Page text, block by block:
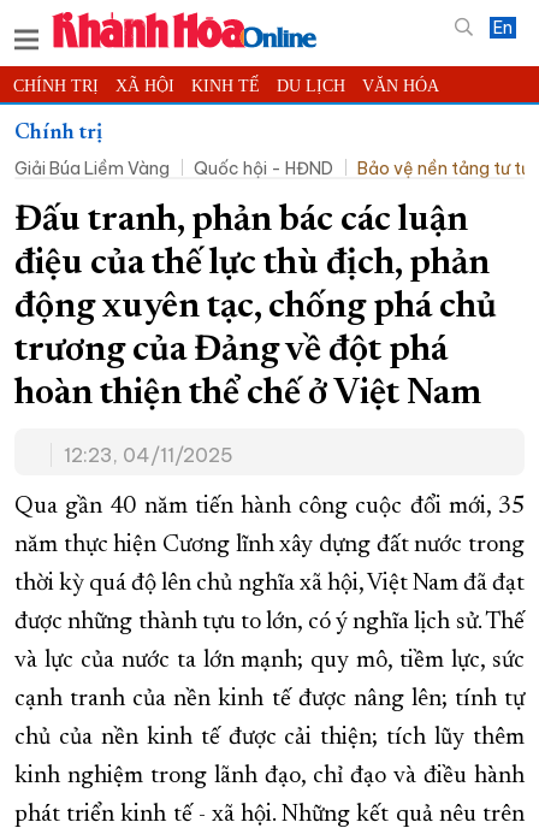
En
CHÍNH TRỊ XÃ HỘI KINH TẾ DU LỊCH VĂN HÓA
THỂ THAO
KHOA HỌC - CÔNG NGHỆ PHÁP LUẬT BẠN ĐỌC PHÓNG SỰ
THẾ GIỚI MULTIMEDIA VIDEO ĐỌC BÁO ONLINE
PODCAST THÔNG TIN - QUẢNG CÁO
QUY HOẠCH TỈNH KHÁNH HÒA
TRƯỜNG SA BIỂN ĐẢO QUÊ HƯƠNG
CHUNG TAY CẢI CÁCH HÀNH CHÍNH
XÂY DỰNG NÔNG THÔN MỚI LỊCH CẮT ĐIỆN
TÀU - XE - MÁY BAY
KỶ NIỆM 370 NĂM XÂY DỰNG VÀ PHÁT TRIỂN TỈNH KHÁNH HÒA
KHOẢNH KHẮC ĐẸP XỨ TRẦM
XÂY DỰNG KHÁNH HÒA TRỞ THÀNH THÀNH PHỐ TRỰC THUỘC
ĐẠI HỘI ĐẢNG CÁC CẤP TRANG CHỦ VỀ BÁO KHÁNH HÒA
Chính trị
Giải Búa Liềm Vàng
Quốc hội - HĐND Bảo vệ nền tảng tư
Đấu tranh, phản bác các luận
điệu của thế lực thù địch, phản
động xuyên tạc, chống phá chủ
trương của Đảng về đột phá
hoàn thiện thể chế ở Việt Nam
12:23, 04/11/2025
Qua gần 40 năm tiến hành công cuộc đổi mới, 35
năm thực hiện Cương lĩnh xây dựng đất nước trong
thời kỳ quá độ lên chủ nghĩa xã hội, Việt Nam đã đạt
được những thành tựu to lớn, có ý nghĩa lịch sử. Thế
và lực của nước ta lớn mạnh; quy mô, tiềm lực, sức
cạnh tranh của nền kinh tế được nâng lên; tính tự
chủ của nền kinh tế được cải thiện; tích lũy thêm
kinh nghiệm trong lãnh đạo, chỉ đạo và điều hành
phát triển kinh tế - xã hội. Những kết quả nêu trên